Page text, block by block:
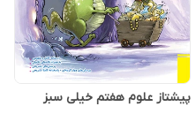
پیشتاز علوم هفتم خیلی سبز